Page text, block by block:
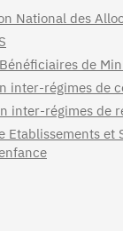
National des
de
inter-régimes de
inter-régimes de
Etablissements et